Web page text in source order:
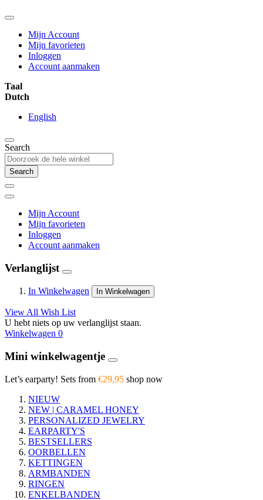
Mijn Account
Mijn favorieten
Inloggen
Account aanmaken
Taal
Dutch
English
Search
Search
Mijn Account
Mijn favorieten
Inloggen
Account aanmaken
Verlanglijst
In Winkelwagen In Winkelwagen
View All Wish List
U hebt niets op uw verlanglijst staan.
Winkelwagen 0
Mini winkelwagentje
Let’s earparty! Sets from €29,95 shop now
NIEUW
NEW | CARAMEL HONEY
PERSONALIZED JEWELRY
EARPARTY'S
BESTSELLERS
OORBELLEN
KETTINGEN
ARMBANDEN
RINGEN
ENKELBANDEN